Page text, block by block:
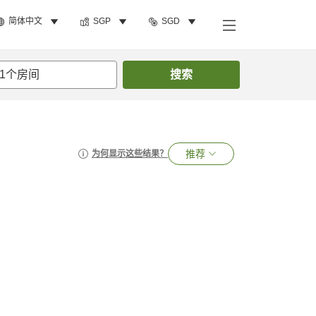
简体中文 SGP SGD
1个房间 搜索
为何显示这些结果？ 推荐